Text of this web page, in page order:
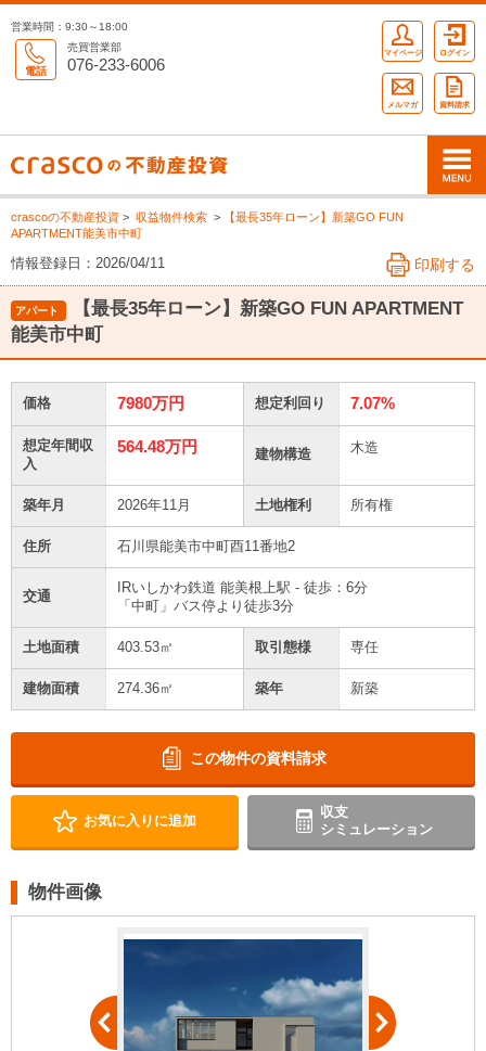
営業時間：9:30～18:00
電話
売買営業部
076-233-6006
マイページ ログイン
メルマガ 資料請求
crascoの不動産投資 > 収益物件検索 >
【最長35年ローン】新築GO FUN
APARTMENT能美市中町
情報登録日：2026/04/11 印刷する
アパート
【最長35年ローン】新築GO FUN APARTMENT
能美市中町
価格 7980万円 想定利回り 7.07%
想定年間収
入
564.48万円 建物構造 木造
築年月 2026年11月 土地権利 所有権
住所 石川県能美市中町酉11番地2
交通
IRいしかわ鉄道 能美根上駅 - 徒歩：6分
「中町」バス停より徒歩3分
土地面積 403.53㎡ 取引態様 専任
建物面積 274.36㎡ 築年 新築
この物件の資料請求
お気に入りに追加
収支
シミュレーション
物件画像